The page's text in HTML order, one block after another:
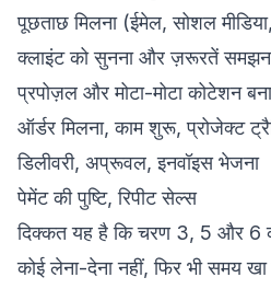
पूछताछ मिलना (ईमेल, सोशल
क्लाइंट को सुनना और ज़रूरतें
प्रपोज़ल और मोटा-मोटा कोटेशन
ऑर्डर मिलना, काम शुरू, प्रोजेक्ट
डिलीवरी, अप्रूवल, इनवॉइस भेजना
पेमेंट की पुष्टि, रिपीट सेल्स
दिक्कत यह है कि चरण 3, 5 और 6
कोई लेना-देना नहीं, फिर भी समय